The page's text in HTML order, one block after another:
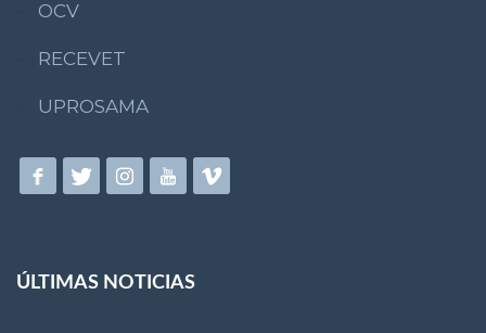
OCV
RECEVET
UPROSAMA
ÚLTIMAS NOTICIAS